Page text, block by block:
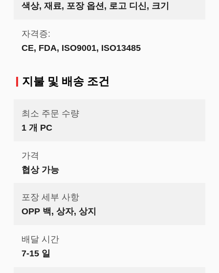
색상, 재료, 포장 옵션, 로고 디신, 크기
자격증:
CE, FDA, ISO9001, ISO13485
지불 및 배송 조건
최소 주문 수량
1 개 PC
가격
협상 가능
포장 세부 사항
OPP 백, 상자, 상지
배달 시간
7-15 일